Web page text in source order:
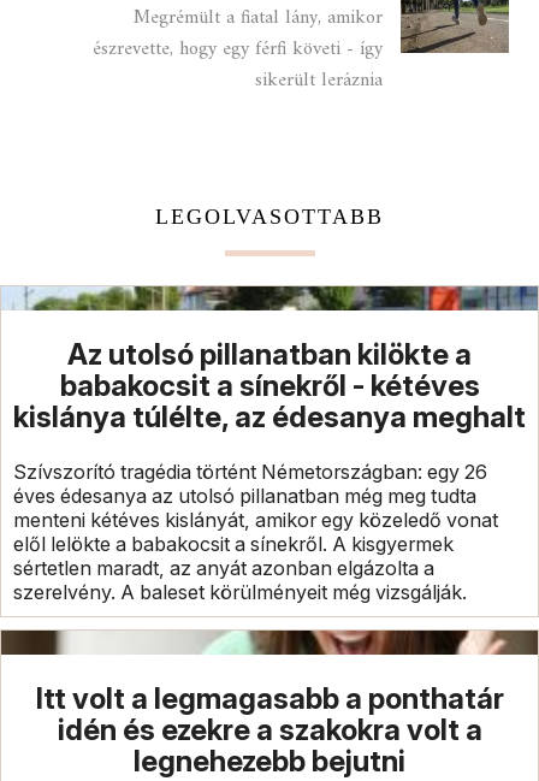
Megrémült a fiatal lány, amikor
észrevette, hogy egy férfi követi - így
sikerült leráznia
LEGOLVASOTTABB
Az utolsó pillanatban kilökte a
babakocsit a sínekről - kétéves
kislánya túlélte, az édesanya meghalt
Szívszorító tragédia történt Németországban: egy 26
éves édesanya az utolsó pillanatban még meg tudta
menteni kétéves kislányát, amikor egy közeledő vonat
elől lelökte a babakocsit a sínekről. A kisgyermek
sértetlen maradt, az anyát azonban elgázolta a
szerelvény. A baleset körülményeit még vizsgálják.
Itt volt a legmagasabb a ponthatár
idén és ezekre a szakokra volt a
legnehezebb bejutni